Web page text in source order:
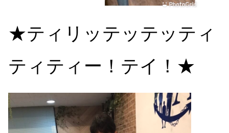
★ティリッテッテッティ
ティティー！ テイ！★